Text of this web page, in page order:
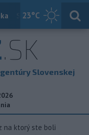
23°C
Slovensko
.SK
Slovenskej
na ktorý ste boli